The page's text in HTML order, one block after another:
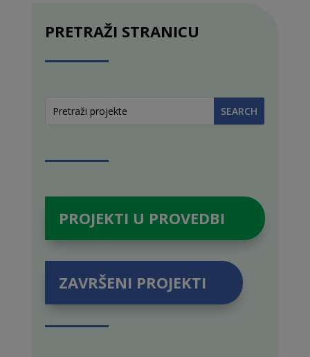
PRETRAŽI STRANICU
PROJEKTI U PROVEDBI
ZAVRŠENI PROJEKTI